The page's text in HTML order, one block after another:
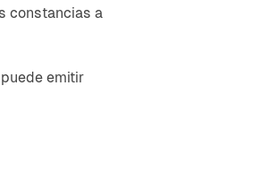
constancias a
emitir